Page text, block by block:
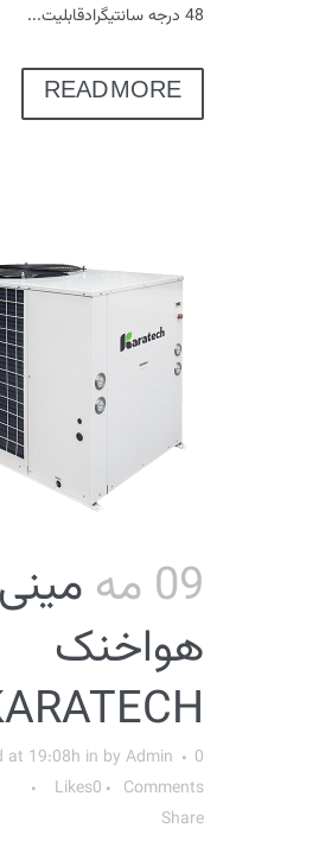
48 درجه سانتیگرادقابلیت...
READ MORE
09 مه
هواخنک
at 19:08h in by Admin
0
Comments
0
Likes
Share